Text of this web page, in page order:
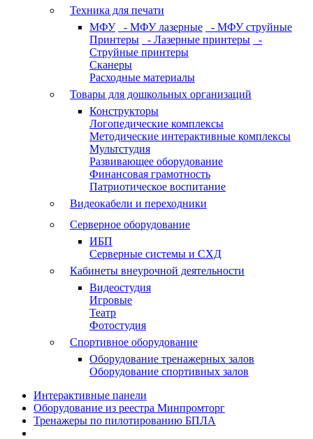
Техника для печати
МФУ
- МФУ лазерные
- МФУ струйные
Принтеры
- Лазерные принтеры
-
Струйные принтеры
Сканеры
Расходные материалы
Товары для дошкольных организаций
Конструкторы
Логопедические комплексы
Методические интерактивные комплексы
Мультстудия
Развивающее оборудование
Финансовая грамотность
Патриотическое воспитание
Видеокабели и переходники
Серверное оборудование
ИБП
Серверные системы и СХД
Кабинеты внеурочной деятельности
Видеостудия
Игровые
Театр
Фотостудия
Спортивное оборудование
Оборудование тренажерных залов
Оборудование спортивных залов
Интерактивные панели
Оборудование из реестра Минпромторг
Тренажеры по пилотированию БПЛА